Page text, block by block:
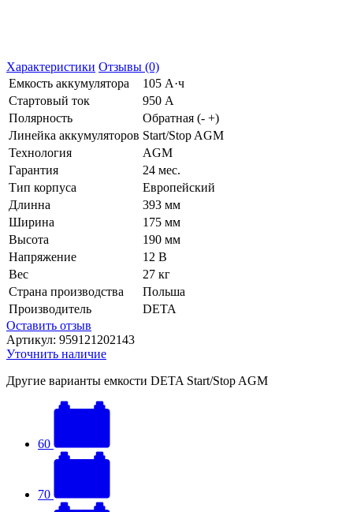
Характеристики Отзывы (0)
Емкость аккумулятора
105 А·ч
Стартовый ток
950 А
Полярность
Обратная (- +)
Линейка аккумуляторов Start/Stop AGM
Технология
AGM
Гарантия
24 мес.
Тип корпуса
Европейский
Длинна
393 мм
Ширина
175 мм
Высота
190 мм
Напряжение
12 В
Вес
27 кг
Страна производства
Польша
Производитель
DETA
Оставить отзыв
Артикул: 959121202143
Уточнить наличие
Другие варианты емкости DETA Start/Stop AGM
60
70